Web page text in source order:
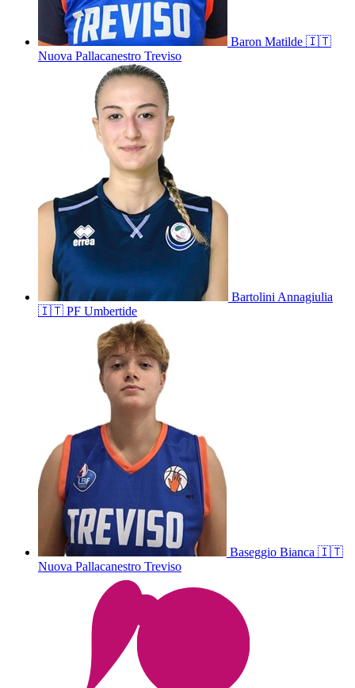
Baron Matilde 🇮🇹
Nuova Pallacanestro Treviso
Bartolini Annagiulia
🇮🇹 PF Umbertide
Baseggio Bianca 🇮🇹
Nuova Pallacanestro Treviso